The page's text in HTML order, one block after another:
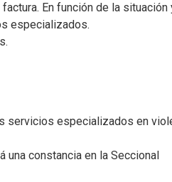
En función de la situación
especializados.
servicios especializados en
una constancia en la Seccional